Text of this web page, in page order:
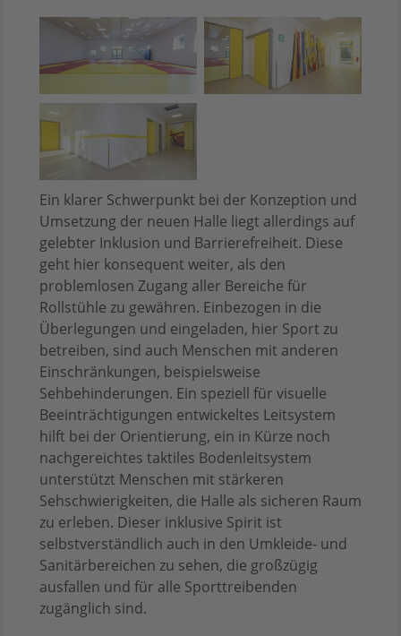
Ein klarer Schwerpunkt bei der Konzeption und
Umsetzung der neuen Halle liegt allerdings auf
gelebter Inklusion und Barrierefreiheit. Diese
geht hier konsequent weiter, als den
problemlosen Zugang aller Bereiche für
Rollstühle zu gewähren. Einbezogen in die
Überlegungen und eingeladen, hier Sport zu
betreiben, sind auch Menschen mit anderen
Einschränkungen, beispielsweise
Sehbehinderungen. Ein speziell für visuelle
Beeinträchtigungen entwickeltes Leitsystem
hilft bei der Orientierung, ein in Kürze noch
nachgereichtes taktiles Bodenleitsystem
unterstützt Menschen mit stärkeren
Sehschwierigkeiten, die Halle als sicheren Raum
zu erleben. Dieser inklusive Spirit ist
selbstverständlich auch in den Umkleide- und
Sanitärbereichen zu sehen, die großzügig
ausfallen und für alle Sporttreibenden
zugänglich sind.